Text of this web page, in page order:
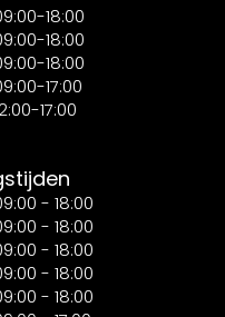
18:00
18:00
18:00
17:00
17:00
- 18:00
- 18:00
- 18:00
- 18:00
- 18:00